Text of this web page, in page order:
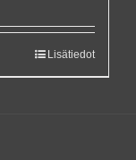
Lisätiedot